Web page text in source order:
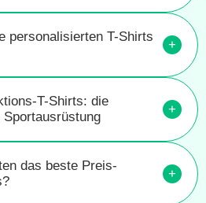
personalisierten T-Shirts
+
T-Shirts: die
+
das beste Preis-
+